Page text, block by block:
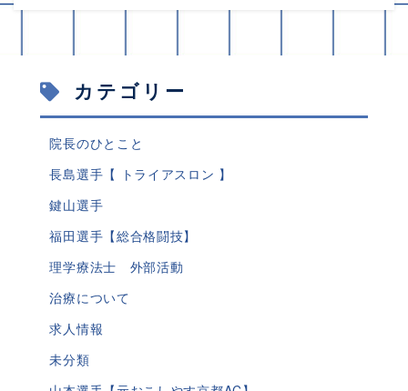
カテゴリー
院長のひとこと
長島選手【 トライアスロン 】
鍵山選手
福田選手【総合格闘技】
理学療法士 外部活動
治療について
求人情報
未分類